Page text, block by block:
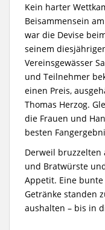
Kein harter
Beisammensein
war die Devise
seinem
Vereinsgewässer
und Teilnehmer
einen Preis,
Thomas Herzog.
die Frauen und
besten
Derweil bruzzelten
und Bratwürste
Appetit. Eine
Getränke standen
aushalten – bis in